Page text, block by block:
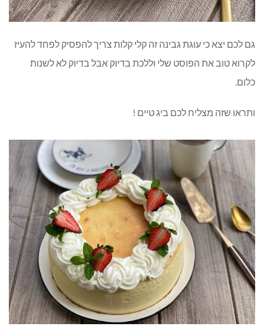
גם לכם יצא כי עוגת גבינה זה קלי קלות צריך להפסיק לפחד להעיז
לקרוא טוב את הפוסט שלי וללכת בדיוק אבל בדיוק לא לשנות
כלום.
ותראו שזה מצליח לכם ביג טיים !